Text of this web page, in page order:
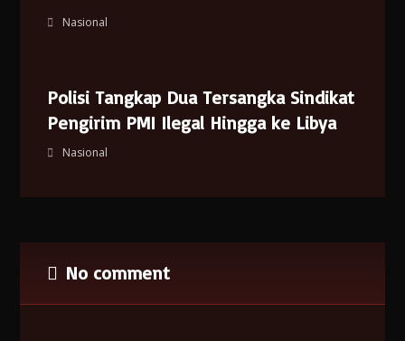
Nasional
Polisi Tangkap Dua Tersangka Sindikat
Pengirim PMI Ilegal Hingga ke Libya
Nasional
No comment